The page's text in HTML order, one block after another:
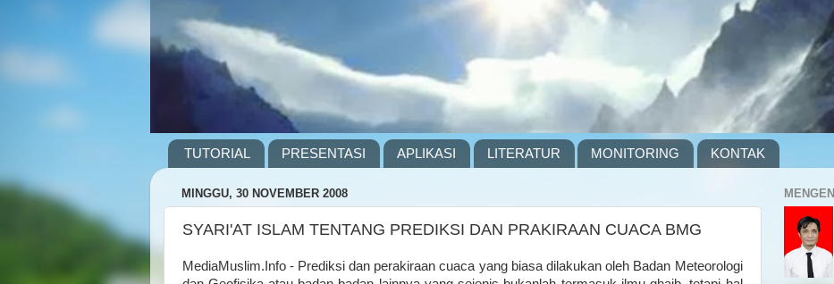
TUTORIAL PRESENTASI APLIKASI LITERATUR MONITORING KONTAK
MINGGU, 30 NOVEMBER 2008
SYARI'AT ISLAM TENTANG PREDIKSI DAN PRAKIRAAN CUACA BMG
MediaMuslim.Info - Prediksi dan perakiraan cuaca yang biasa dilakukan oleh Badan Meteorologi